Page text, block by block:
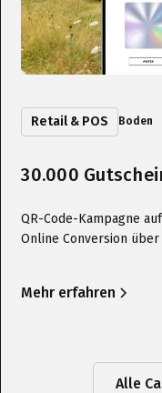
Retail & POS Boden
30.000
QR-Code-Kampagne
Online Conversion
Mehr erfahren
Alle